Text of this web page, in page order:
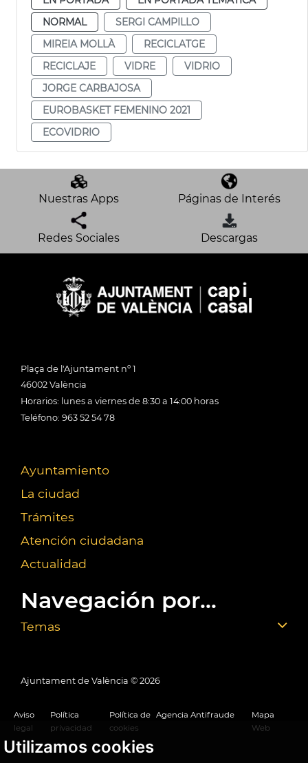
Utilizamos cookies
NORMAL
SERGI CAMPILLO
MIREIA MOLLÀ
RECICLATGE
RECICLAJE
VIDRE
VIDRIO
JORGE CARBAJOSA
EUROBASKET FEMENINO 2021
ECOVIDRIO
Nuestras Apps Páginas de Interés
Redes Sociales Descargas
Plaça de l'Ajuntament nº 1
46002 València
Horarios: lunes a viernes de 8:30 a 14:00 horas
Teléfono: 963 52 54 78
Ayuntamiento
La ciudad
Trámites
Atención ciudadana
Actualidad
Navegación por...
Temas
Ajuntament de València © 2026
Aviso
legal
Política
privacidad
Política de
cookies
Agencia Antifraude
Mapa
Web